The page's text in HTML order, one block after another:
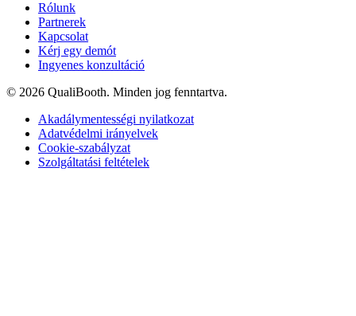
Rólunk
Partnerek
Kapcsolat
Kérj egy demót
Ingyenes konzultáció
© 2026 QualiBooth. Minden jog fenntartva.
Akadálymentességi nyilatkozat
Adatvédelmi irányelvek
Cookie-szabályzat
Szolgáltatási feltételek